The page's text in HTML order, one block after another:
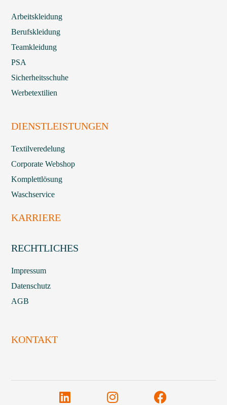
Arbeitskleidung
Berufskleidung
Teamkleidung
PSA
Sicherheitsschuhe
Werbetextilien
DIENSTLEISTUNGEN
Textilveredelung
Corporate Webshop
Komplettlösung
Waschservice
KARRIERE
RECHTLICHES
Impressum
Datenschutz
AGB
KONTAKT